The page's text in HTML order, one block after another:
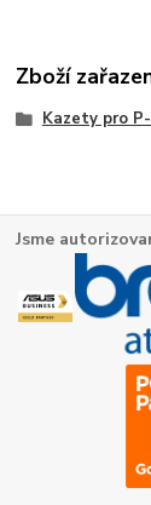
Zboží
Kazety pro
Jsme